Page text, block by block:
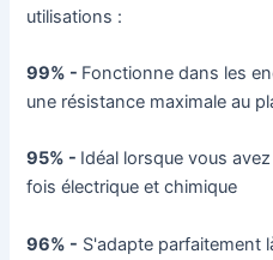
utilisations :
99% - Fonctionne dans les
une résistance maximale au
95% - Idéal lorsque vous
fois électrique et chimique
96% - S'adapte parfaitement